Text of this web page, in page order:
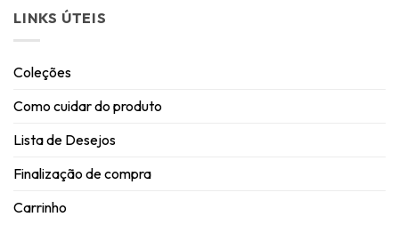
LINKS ÚTEIS
Coleções
Como cuidar do produto
Lista de Desejos
Finalização de compra
Carrinho